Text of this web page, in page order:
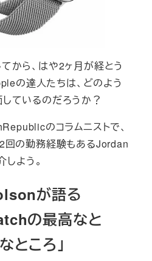
から、はや2ヶ月が経とう
の達人たちは、どのよう
ているのだろうか？
のコラムニストで、
の勤務経験もあるJordan
よう。
が語る
の最高なと
ところ」